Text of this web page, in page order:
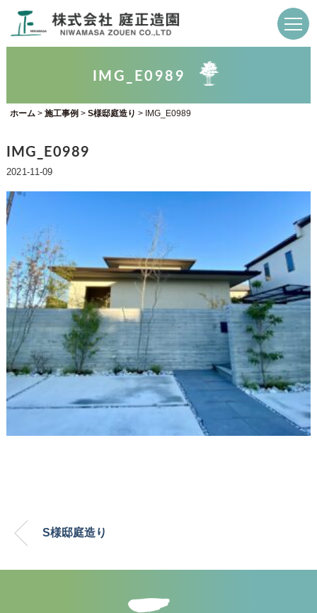
IMG_E0989
ホーム> 施工事例 > S様邸庭造り > IMG_E0989
IMG_E0989
2021-11-09
S様邸庭造り